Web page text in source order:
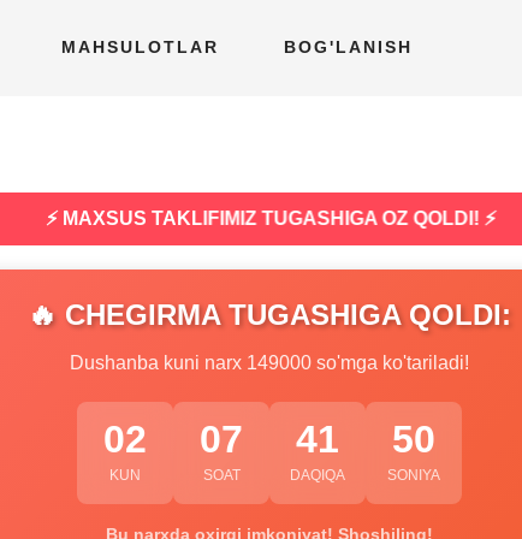
MAHSULOTLAR BOG'LANISH
⚡ MAXSUS TAKLIFIMIZ TUGASHIGA OZ QOLDI! ⚡
🔥 CHEGIRMA TUGASHIGA QOLDI:
Dushanba kuni narx 149000 so'mga ko'tariladi!
02
KUN
07
SOAT
41
DAQIQA
49
SONIYA
Bu narxda oxirgi imkoniyat! Shoshiling!